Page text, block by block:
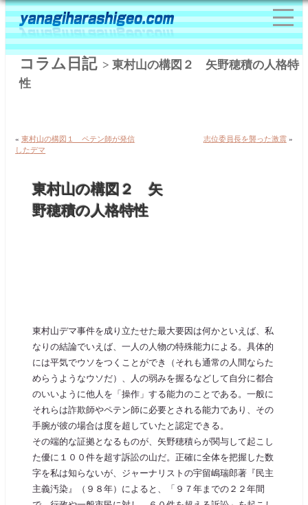
コラム日記> 東村山の構図２ 矢野穂積の人格特
性
«東村山の構図１ ペテン師が発信
したデマ
志位委員長を襲った激震»
東村山の構図２ 矢
野穂積の人格特性
東村山デマ事件を成り立たせた最大要因は何かといえば、私
なりの結論でいえば、一人の人物の特殊能力による。具体的
には平気でウソをつくことができ（それも通常の人間ならた
めらうようなウソだ）、人の弱みを握るなどして自分に都合
のいいように他人を「操作」する能力のことである。一般に
それらは詐欺師やペテン師に必要とされる能力であり、その
手腕が彼の場合は度を超していたと認定できる。
その端的な証拠となるものが、矢野穂積らが関与して起こし
た優に１００件を超す訴訟の山だ。正確に全体を把握した数
字を私は知らないが、ジャーナリストの宇留嶋瑞郎著『民主
主義汚染』（９８年）によると、「９７年までの２２年間